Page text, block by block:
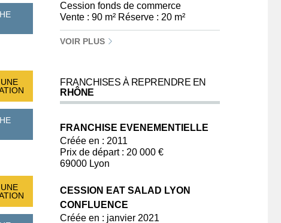
Cession fonds de commerce
Vente : 90 m² Réserve : 20 m²
VOIR PLUS
FRANCHISES À REPRENDRE EN
RHÔNE
FRANCHISE EVENEMENTIELLE
Créée en : 2011
Prix de départ : 20 000 €
69000 Lyon
CESSION EAT SALAD LYON
CONFLUENCE
Créée en : janvier 2021